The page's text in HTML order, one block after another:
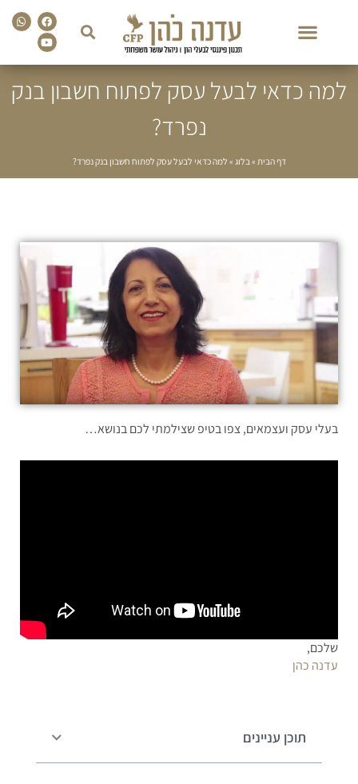
Facebook
Youtube
למה כדאי לבעל עסק לפתוח חשבון בנק
נפרד?
דף הבית » בלוג » למה כדאי לבעל עסק לפתוח חשבון בנק נפרד?
בעלי עסק ועצמאים, צפו בטיפ שצילמתי לכם בנושא…
שלכם,
עדנה כהן
תוכן עניינים